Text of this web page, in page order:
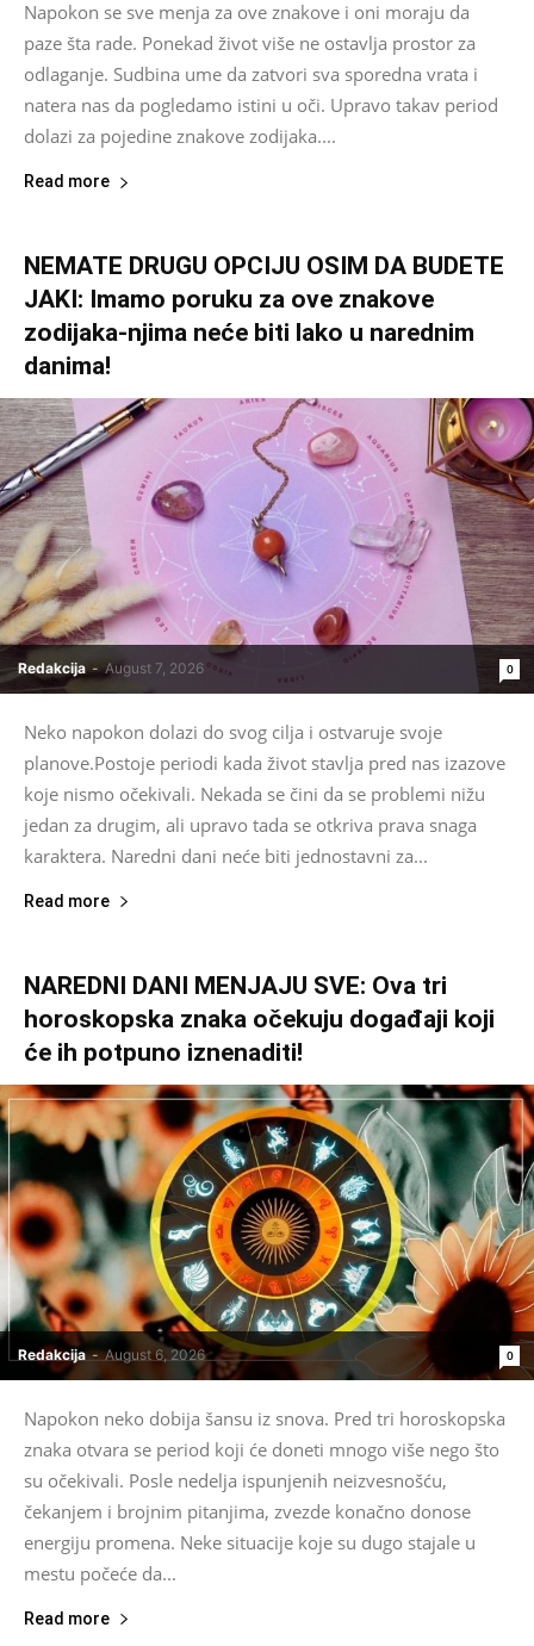
Napokon se sve menja za ove znakove i oni moraju da
paze šta rade. Ponekad život više ne ostavlja prostor za
odlaganje. Sudbina ume da zatvori sva sporedna vrata i
natera nas da pogledamo istini u oči. Upravo takav period
dolazi za pojedine znakove zodijaka....
Read more
NEMATE DRUGU OPCIJU OSIM DA BUDETE
JAKI: Imamo poruku za ove znakove
zodijaka-njima neće biti lako u narednim
danima!
Redakcija - August 7, 2026 0
Neko napokon dolazi do svog cilja i ostvaruje svoje
planove.Postoje periodi kada život stavlja pred nas izazove
koje nismo očekivali. Nekada se čini da se problemi nižu
jedan za drugim, ali upravo tada se otkriva prava snaga
karaktera. Naredni dani neće biti jednostavni za...
Read more
NAREDNI DANI MENJAJU SVE: Ova tri
horoskopska znaka očekuju događaji koji
će ih potpuno iznenaditi!
Redakcija - August 6, 2026 0
Napokon neko dobija šansu iz snova. Pred tri horoskopska
znaka otvara se period koji će doneti mnogo više nego što
su očekivali. Posle nedelja ispunjenih neizvesnošću,
čekanjem i brojnim pitanjima, zvezde konačno donose
energiju promena. Neke situacije koje su dugo stajale u
mestu počeće da...
Read more